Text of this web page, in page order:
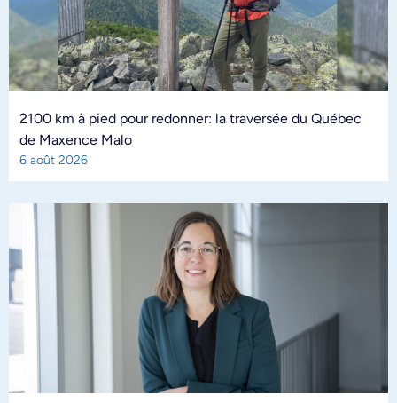
2100 km à pied pour redonner: la traversée du Québec
de Maxence Malo
6 août 2026